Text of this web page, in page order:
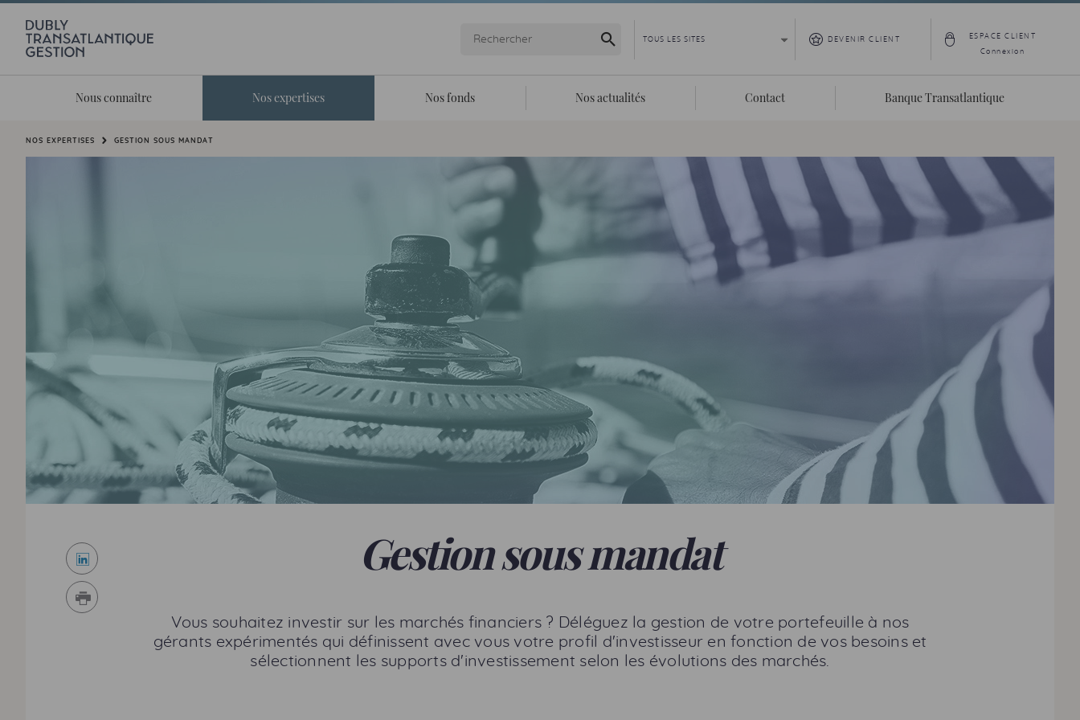
Lancer la recherche DEVENIR CLIENT ESPACE CLIENT
Connexion
Nous connaître Nos expertises Nos fonds Nos actualités Contact Banque Transatlantique
Vous êtes ici:
NOS EXPERTISES GESTION SOUS MANDAT
Gestion sous mandat
LinkedIn
Imprimer
Vous souhaitez investir sur les marchés financiers ? Déléguez la gestion de votre portefeuille à nos
gérants expérimentés qui définissent avec vous votre profil d'investisseur en fonction de vos besoins et
sélectionnent les supports d'investissement selon les évolutions des marchés.